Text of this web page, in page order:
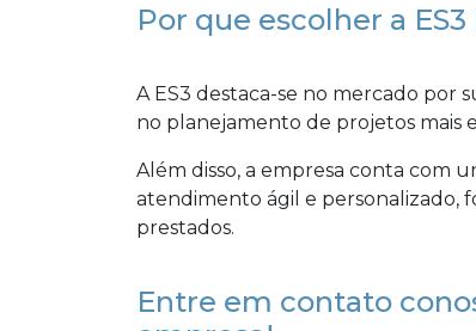
Por que escolher a
A ES3 destaca-se no mercado por
no planejamento de projetos mais
Além disso, a empresa conta com
atendimento ágil e personalizado,
prestados.
Entre em contato